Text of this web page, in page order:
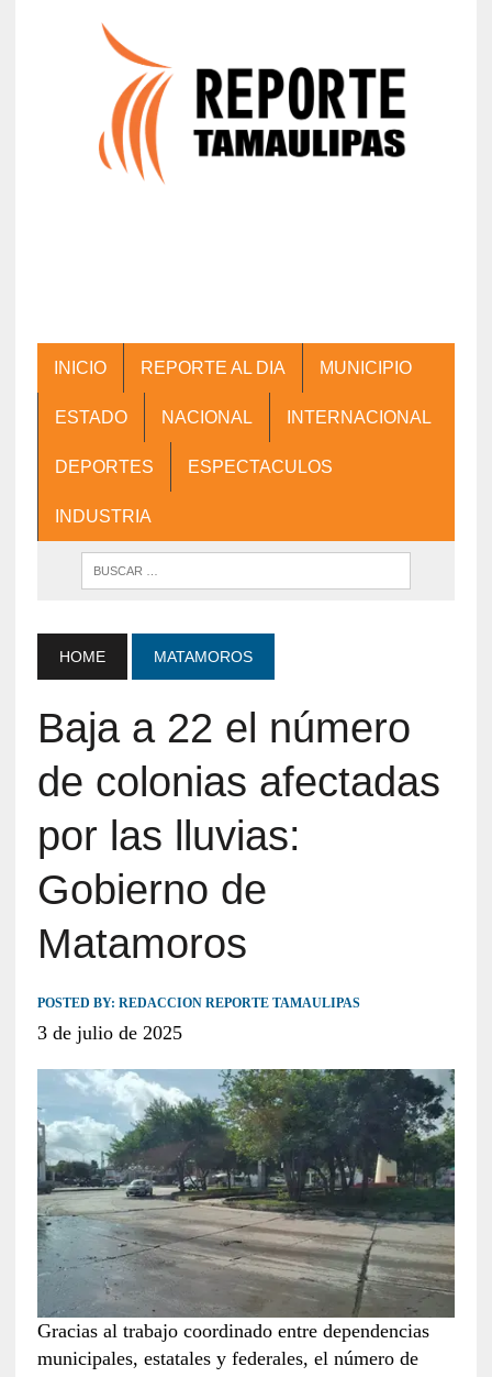
INICIO REPORTE AL DIA MUNICIPIO
ESTADO NACIONAL INTERNACIONAL
DEPORTES ESPECTACULOS
INDUSTRIA
HOME MATAMOROS
Baja a 22 el número
de colonias afectadas
por las lluvias:
Gobierno de
Matamoros
POSTED BY: REDACCION REPORTE TAMAULIPAS
3 de julio de 2025
Gracias al trabajo coordinado entre dependencias
municipales, estatales y federales, el número de